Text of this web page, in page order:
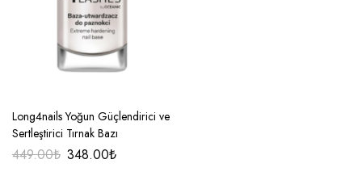
Long4nails Yoğun Güçlendirici ve
Sertleştirici Tırnak Bazı
449.00₺ 348.00₺